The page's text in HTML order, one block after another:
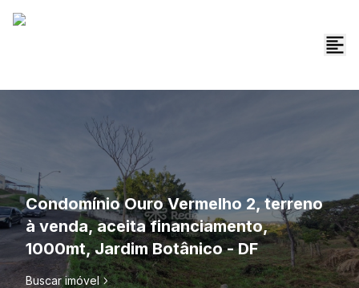
Condomínio Ouro Vermelho 2, terreno
à venda, aceita financiamento,
1000mt, Jardim Botânico - DF
Buscar imóvel